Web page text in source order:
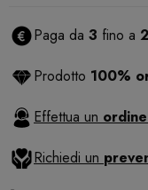
Paga da 3 fino a
Prodotto 100%
Effettua un
Richiedi un